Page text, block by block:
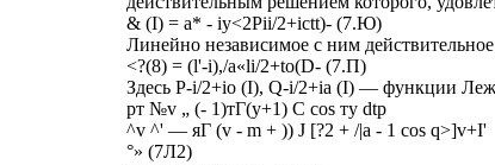
& (I) = а* - iy<2Pii/2+ictt)- (7.Ю)
Линейно независимое с ним
<?(8) = (l'-i),/a«li/2+to(D- (7.П)
Здесь P-i/2+io (I), Q-i/2+ia (I) — функции
рт №v „ (- 1)тГ(у+1) С cos ту dtp
^v ^' — яГ (v - m + )) J [?2 + /|а - 1 cos q>]v+I'
°» (7Л2)